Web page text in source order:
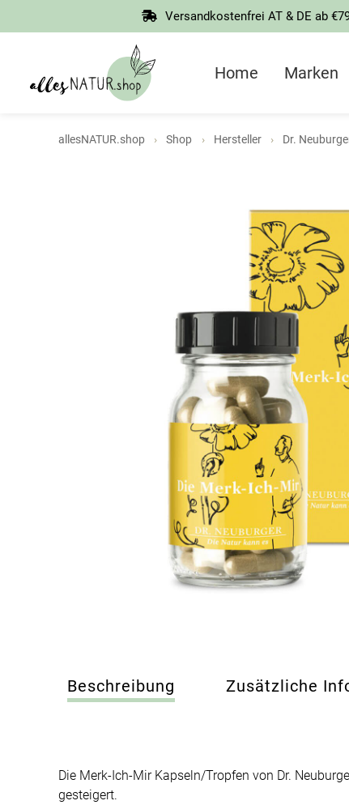
Versandkostenfrei AT & DE ab
Home Marken
allesNATUR.shop Shop Hersteller Dr.
Beschreibung Zusätzliche
Die Merk-Ich-Mir Kapseln/Tropfen von Dr.
gesteigert.